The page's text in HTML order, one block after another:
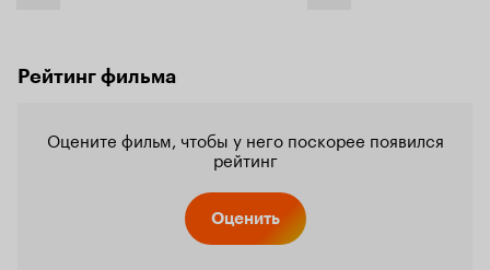
Рейтинг фильма
Оцените фильм, чтобы у него поскорее появился
рейтинг
Оценить